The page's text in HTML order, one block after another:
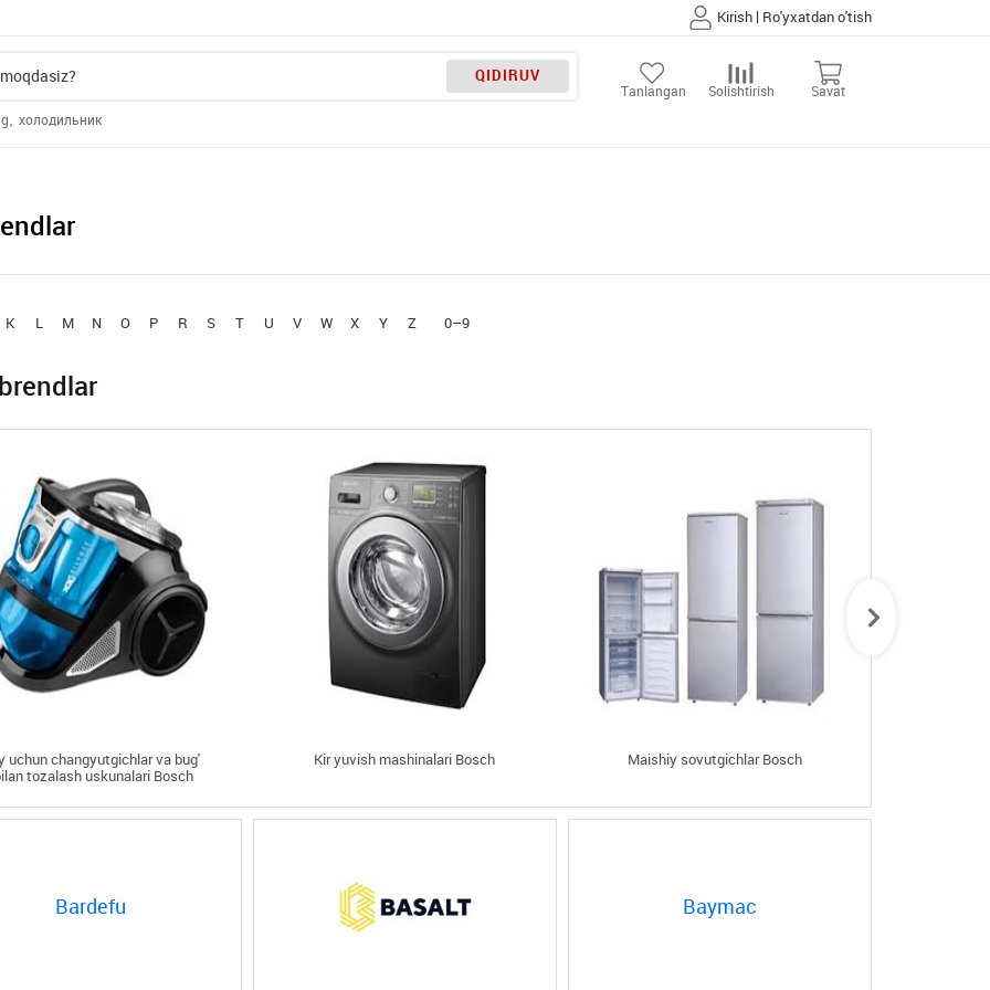
Kirish | Ro'yxatdan o'tish
QIDIRUV
холодильник
Tanlangan Solishtirish Savat
K L M N O P R S T U V W X Y Z 0–9
uchun changyutgichlar va bug'
tozalash uskunalari Bosch
Kir yuvish mashinalari Bosch Maishiy sovutgichlar Bosch
Bardefu Baymac